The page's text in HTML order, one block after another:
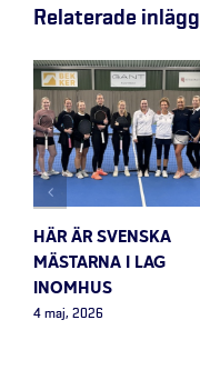
Relaterade inlägg
HÄR ÄR SVENSKA
MÄSTARNA I LAG
INOMHUS
4 maj, 2026